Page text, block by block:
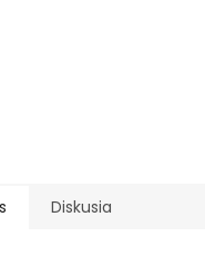
Diskusia